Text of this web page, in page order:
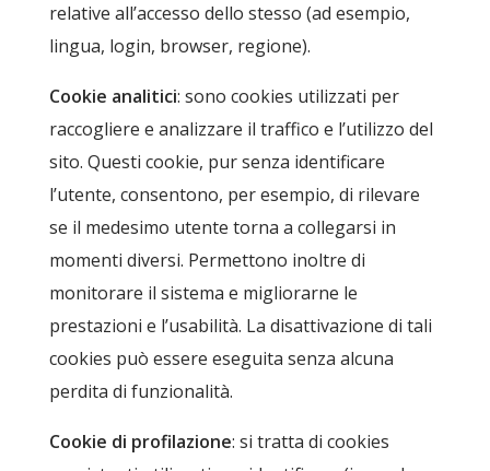
relative all’accesso dello stesso (ad esempio,
lingua, login, browser, regione).
Cookie analitici: sono cookies utilizzati per
raccogliere e analizzare il traffico e l’utilizzo del
sito. Questi cookie, pur senza identificare
l’utente, consentono, per esempio, di rilevare
se il medesimo utente torna a collegarsi in
momenti diversi. Permettono inoltre di
monitorare il sistema e migliorarne le
prestazioni e l’usabilità. La disattivazione di tali
cookies può essere eseguita senza alcuna
perdita di funzionalità.
Cookie di profilazione: si tratta di cookies